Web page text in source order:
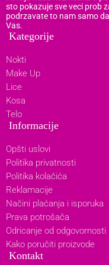
sto pokazuje sve veci prob
podrzavate to nam samo
Vas.
Kategorije
Nokti
Make Up
Lice
Kosa
Telo
Informacije
Opšti uslovi
Politika privatnosti
Politika kolačića
Reklamacije
Načini plaćanja i isporuka
Prava potrošača
Odricanje od odgovornosti
Kako poručiti proizvode
Kontakt